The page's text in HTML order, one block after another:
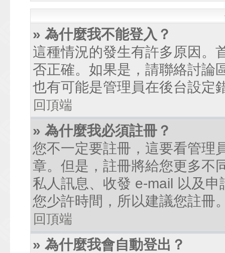
» 為什麼我不能登入？
這種情況的發生有許多原因。
否正確。如果是，請聯絡討論
也有可能是管理員在後台設定
回頂端
» 為什麼我必須註冊？
您不一定要註冊，這要看管理
章。但是，註冊將給您更多不
私人訊息、收發 e-mail 以及
您少許時間，所以建議您註冊
回頂端
» 為什麼我會自動登出？